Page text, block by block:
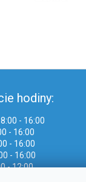
hodiny:
- 16:00
- 16:00
- 16:00
- 16:00
- 12:00